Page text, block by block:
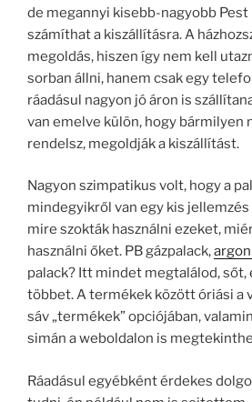
de megannyi kisebb-nagyobb
számíthat a kiszállításra. A
megoldás, hiszen így nem kell
sorban állni, hanem csak egy
ráadásul nagyon jó áron is
van emelve külön, hogy bármilyen
rendelsz, megoldják a kiszállítást.
Nagyon szimpatikus volt, hogy a
mindegyikről van egy kis
mire szokták használni ezeket,
használni őket. PB gázpalack,
palack? Itt mindet megtalálod, sőt,
többet. A termékek között óriási a
sáv „termékek” opciójában,
simán a weboldalon is
Ráadásul egyébként érdekes